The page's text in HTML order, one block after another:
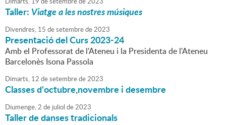
Taller: Viatge a les nostres músiques
Divendres, 15 desetembrede2023
Presentació del Curs 2023-24
Amb el Professorat de l'Ateneu i la Presidenta de l'Ateneu
Barcelonès Isona Passola
Dimarts, 12 desetembrede2023
Classes d'octubre,novembre i desembre
Diumenge,2 de juliol de2023
Taller de danses tradicionals